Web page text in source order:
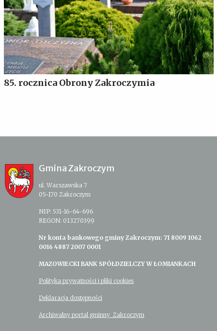
85. rocznica Obrony Zakroczymia
Gmina Zakroczym
ul. Warszawska 7
05-170 Zakroczym
NIP: 531-16-64-696
REGON: 013270399
Nr konta bankowego gminy Zakroczym: 71 8009 1062
0016 4887 2007 0001
MAZOWIECKI BANK SPÓŁDZIELCZY W ŁOMIANKACH
Polityka prywatności i pliki cookies
Deklaracja dostępności
Archiwalny portal gminny Zakroczym